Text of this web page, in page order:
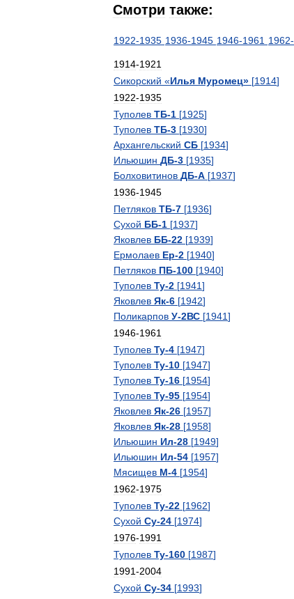
Смотри также:
1922-1935 1936-1945 1946-1961 1962-
1914-1921
Сикорский «Илья Муромец» [1914]
1922-1935
Туполев ТБ-1 [1925]
Туполев ТБ-3 [1930]
Архангельский СБ [1934]
Ильюшин ДБ-3 [1935]
Болховитинов ДБ-А [1937]
1936-1945
Петляков ТБ-7 [1936]
Сухой ББ-1 [1937]
Яковлев ББ-22 [1939]
Ермолаев Ер-2 [1940]
Петляков ПБ-100 [1940]
Туполев Ту-2 [1941]
Яковлев Як-6 [1942]
Поликарпов У-2ВС [1941]
1946-1961
Туполев Ту-4 [1947]
Туполев Ту-10 [1947]
Туполев Ту-16 [1954]
Туполев Ту-95 [1954]
Яковлев Як-26 [1957]
Яковлев Як-28 [1958]
Ильюшин Ил-28 [1949]
Ильюшин Ил-54 [1957]
Мясищев М-4 [1954]
1962-1975
Туполев Ту-22 [1962]
Сухой Су-24 [1974]
1976-1991
Туполев Ту-160 [1987]
1991-2004
Сухой Су-34 [1993]